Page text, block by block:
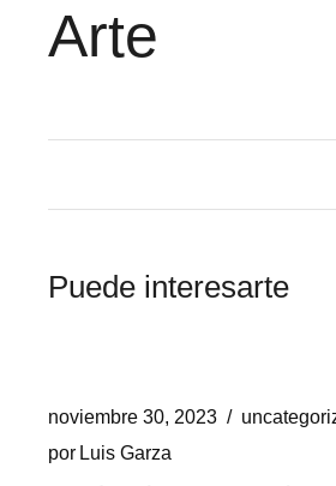
Arte
Puede interesarte
noviembre 30, 2023
por Luis Garza